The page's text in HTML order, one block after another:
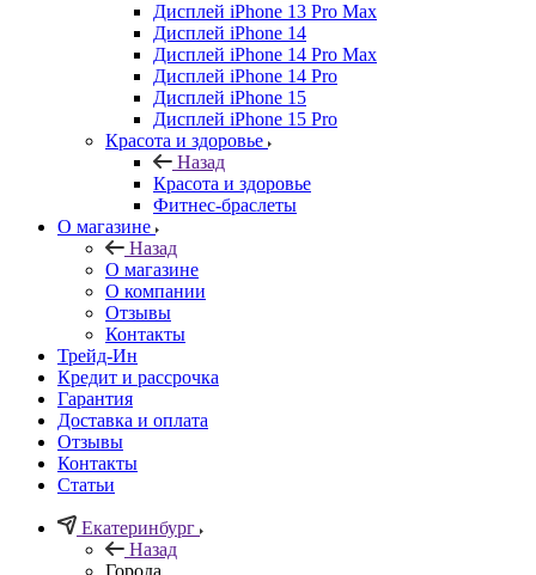
Дисплей iPhone 13 Pro Max
Дисплей iPhone 14
Дисплей iPhone 14 Pro Max
Дисплей iPhone 14 Pro
Дисплей iPhone 15
Дисплей iPhone 15 Pro
Красота и здоровье
Назад
Красота и здоровье
Фитнес-браслеты
О магазине
Назад
О магазине
О компании
Отзывы
Контакты
Трейд-Ин
Кредит и рассрочка
Гарантия
Доставка и оплата
Отзывы
Контакты
Статьи
Екатеринбург
Назад
Города